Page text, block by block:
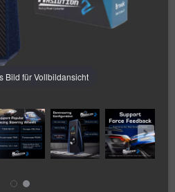
Bild für Vollbildansicht